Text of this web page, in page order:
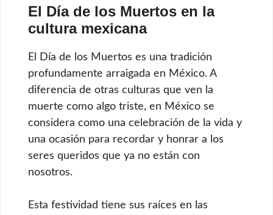
El Día de los Muertos en la
cultura mexicana
El Día de los Muertos es una tradición
profundamente arraigada en México. A
diferencia de otras culturas que ven la
muerte como algo triste, en México se
considera como una celebración de la vida y
una ocasión para recordar y honrar a los
seres queridos que ya no están con
nosotros.
Esta festividad tiene sus raíces en las